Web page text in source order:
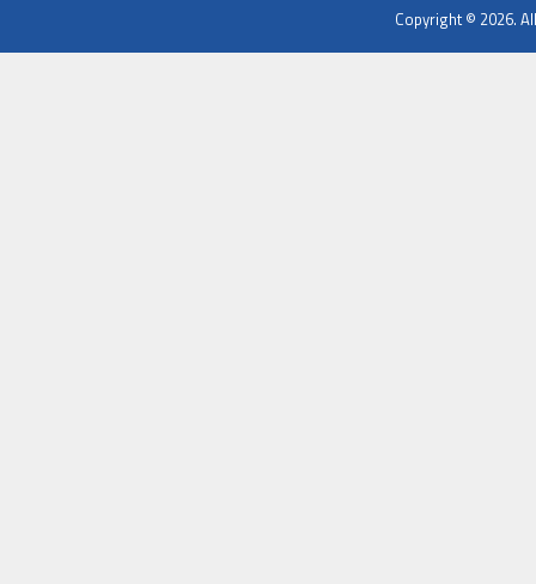
Copyright © 2026.